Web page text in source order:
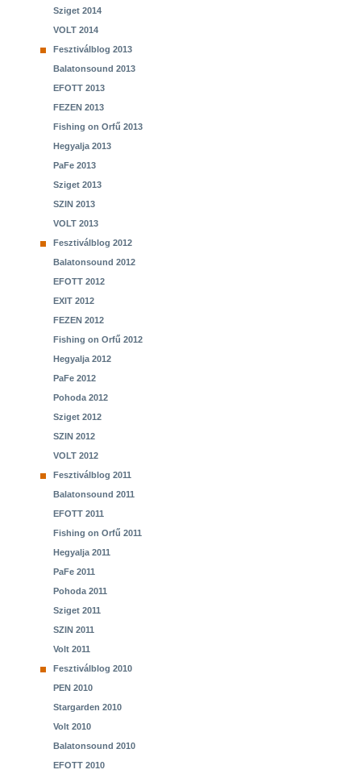
Sziget 2014
VOLT 2014
Fesztiválblog 2013
Balatonsound 2013
EFOTT 2013
FEZEN 2013
Fishing on Orfű 2013
Hegyalja 2013
PaFe 2013
Sziget 2013
SZIN 2013
VOLT 2013
Fesztiválblog 2012
Balatonsound 2012
EFOTT 2012
EXIT 2012
FEZEN 2012
Fishing on Orfű 2012
Hegyalja 2012
PaFe 2012
Pohoda 2012
Sziget 2012
SZIN 2012
VOLT 2012
Fesztiválblog 2011
Balatonsound 2011
EFOTT 2011
Fishing on Orfű 2011
Hegyalja 2011
PaFe 2011
Pohoda 2011
Sziget 2011
SZIN 2011
Volt 2011
Fesztiválblog 2010
PEN 2010
Stargarden 2010
Volt 2010
Balatonsound 2010
EFOTT 2010